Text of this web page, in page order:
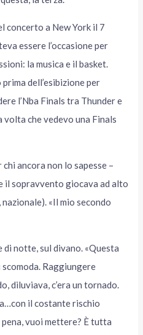
concerto a New York il 7
essere l’occasione per
la musica e il basket.
dell’esibizione per
l’Nba Finals tra Thunder e
volta che vedevo una Finals
ancora non lo sapesse –
il sopravvento giocava ad alto
«Il mio secondo
di notte, sul divano. «Questa
Raggiungere
diluviava, c’era un tornado.
il costante rischio
vuoi mettere? È tutta